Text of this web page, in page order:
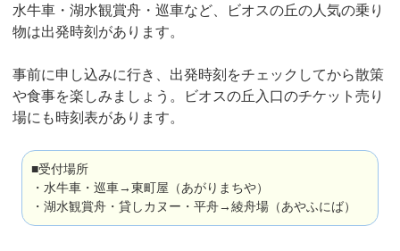
水牛車・湖水観賞舟・巡車など、ビオスの丘の人気の乗り
物は出発時刻があります。
事前に申し込みに行き、出発時刻をチェックしてから散策
や食事を楽しみましょう。ビオスの丘入口のチケット売り
場にも時刻表があります。
■受付場所
・水牛車・巡車→東町屋（あがりまちや）
・湖水観賞舟・貸しカヌー・平舟→綾舟場（あやふにば）